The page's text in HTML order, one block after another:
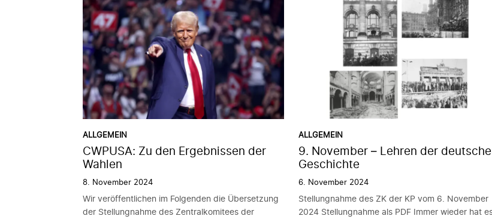
ALLGEMEIN
CWPUSA: Zu den Ergebnissen der
Wahlen
8. November 2024
Wir veröffentlichen im Folgenden die Übersetzung
der Stellungnahme des Zentralkomitees der
ALLGEMEIN
9. November – Lehren der
Geschichte
6. November 2024
Stellungnahme des ZK der KP vom 6. November
2024 Stellungnahme als PDF Immer wieder hat es